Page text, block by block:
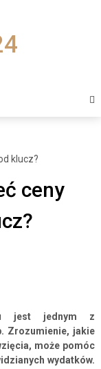
klucz?
ceny
jest jednym z
Zrozumienie, jakie
może pomóc
wydatków.